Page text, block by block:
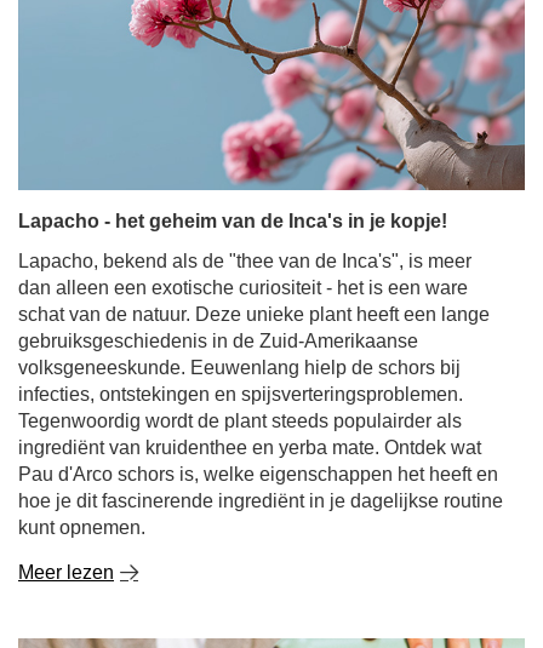
Lapacho - het geheim van de Inca's in je kopje!
Lapacho, bekend als de "thee van de Inca's", is meer
schat van de natuur. Deze unieke plant heeft een lange
gebruiksgeschiedenis in de Zuid-Amerikaanse
volksgeneeskunde. Eeuwenlang hielp de schors bij
infecties, ontstekingen en spijsverteringsproblemen.
Tegenwoordig wordt de plant steeds populairder als
ingrediënt van kruidenthee en yerba mate. Ontdek wat
Pau d'Arco schors is, welke eigenschappen het heeft en
hoe je dit fascinerende ingrediënt in je dagelijkse routine
kunt opnemen.
Meer lezen